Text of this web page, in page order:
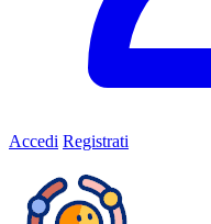
Accedi Registrati